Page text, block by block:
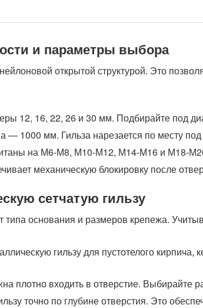
и параметры выбора
открытой структурой. Это
12, 16, 22, 26 и 30 мм. Подбирайте под
— 1000 мм. Гильза нарезается по месту под
на М6-М8, М10-М12, М14-М16 и М18-
механическую блокировку после
сетчатую гильзу
основания и размеров крепежа.
гильзу для пустотелого кирпича,
плотно входить в отверстие. Выбирайте
точно по глубине отверстия. Это